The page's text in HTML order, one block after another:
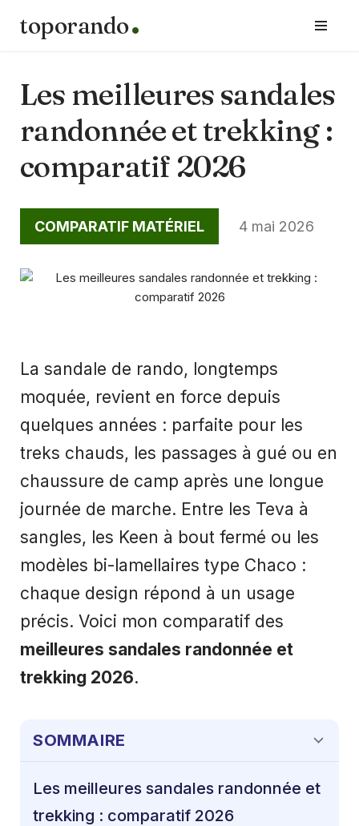
contenu
toporando
Les meilleures sandales
randonnée et trekking :
comparatif 2026
COMPARATIF MATÉRIEL 4 mai 2026
La sandale de rando, longtemps
moquée, revient en force depuis
quelques années : parfaite pour les
treks chauds, les passages à gué ou en
chaussure de camp après une longue
journée de marche. Entre les Teva à
sangles, les Keen à bout fermé ou les
modèles bi-lamellaires type Chaco :
chaque design répond à un usage
précis. Voici mon comparatif des
meilleures sandales randonnée et
trekking 2026.
SOMMAIRE
Les meilleures sandales randonnée et
trekking : comparatif 2026